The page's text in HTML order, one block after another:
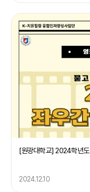
[원광대학교] 2024학년
2024.12.10